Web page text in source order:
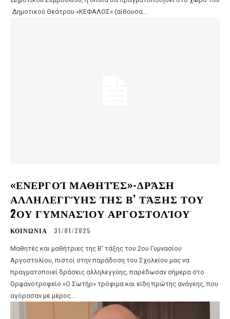
Δημοτικού Θεάτρου «ΚΕΦΑΛΟΣ» (αίθουσα...
«ΕΝΕΡΓΟΊ ΜΑΘΗΤΈΣ»-ΔΡΆΣΗ
ΑΛΛΗΛΕΓΓΎΗΣ ΤΗΣ Β’ ΤΆΞΗΣ ΤΟΥ
2ΟΥ ΓΥΜΝΑΣΊΟΥ ΑΡΓΟΣΤΟΛΊΟΥ
ΚΟΙΝΩΝΙΑ 31/01/2025
Μαθητές και μαθήτριες της Β’ τάξης του 2ου Γυμνασίου
Αργοστολίου, πιστοί στην παράδοση του Σχολείου μας να
πραγματοποιεί δράσεις αλληλεγγύης, παρέδωσαν σήμερα στο
Ορφανοτροφείο «Ο Σωτήρ» τρόφιμα και είδη πρώτης ανάγκης, που
αγόρασαν με μέρος...